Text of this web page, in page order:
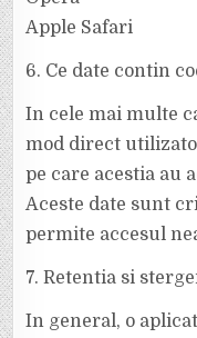
Apple Safari
6. Ce date contin
In cele mai multe
mod direct
pe care acestia au
Aceste date sunt
permite accesul
7. Retentia si
In general, o